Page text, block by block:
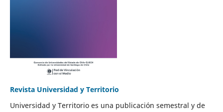
Revista Universidad y Territorio
Universidad y Territorio es una publicación semestral y de